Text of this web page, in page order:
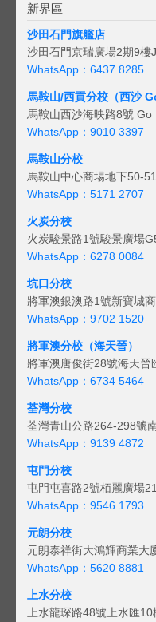
新界區
沙田石門旗艦店
沙田石門京瑞廣場2期9樓
WhatsApp：6437 8285
馬鞍山/西貢分校（西沙
馬鞍山西沙海映路8號
WhatsApp：9010 3397
馬鞍山分校
馬鞍山中心商場地下50-
WhatsApp：5171 2707
火炭分校
火炭駿景路1號駿景廣場
WhatsApp：6278 0084
坑口分校
將軍澳銀澳路1號新寶城
WhatsApp：9702 1520
將軍澳分校（海天晉）
將軍澳唐俊街28號海天晉
WhatsApp：6734 5464
荃灣分校
荃灣青山公路264-298號
WhatsApp：9139 4872
屯門分校
屯門屯喜路2號栢麗廣場
WhatsApp：9546 1793
元朗分校
元朗泰祥街大鴻輝商業大
WhatsApp：5620 8881
上水分校
上水龍琛路48號上水匯